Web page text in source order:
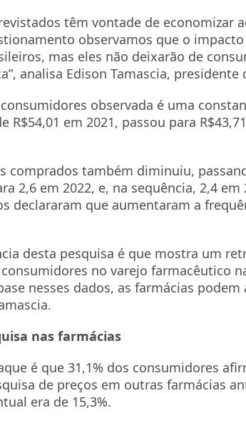
têm vontade de economizar
observamos que o
mas eles não deixarão de
analisa Edison Tamascia, presidente
observada é uma
R$54,01 em 2021, passou para
comprados também diminuiu,
2,6 em 2022, e, na sequência, 2,4
declararam que aumentaram a
desta pesquisa é que mostra um
no varejo farmacêutico
nesses dados, as farmácias
nas farmácias
é que 31,1% dos consumidores
de preços em outras farmácias
era de 15,3%.